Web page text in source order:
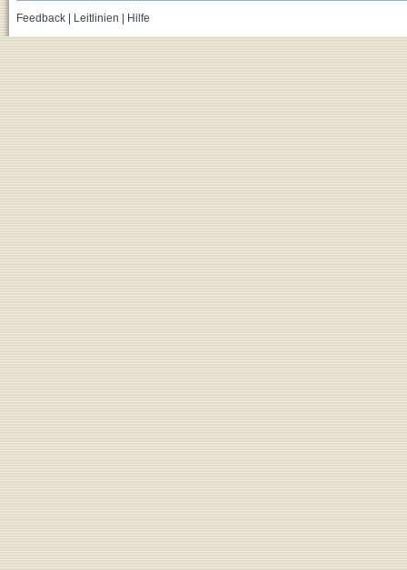
Feedback| Leitlinien Hilfe